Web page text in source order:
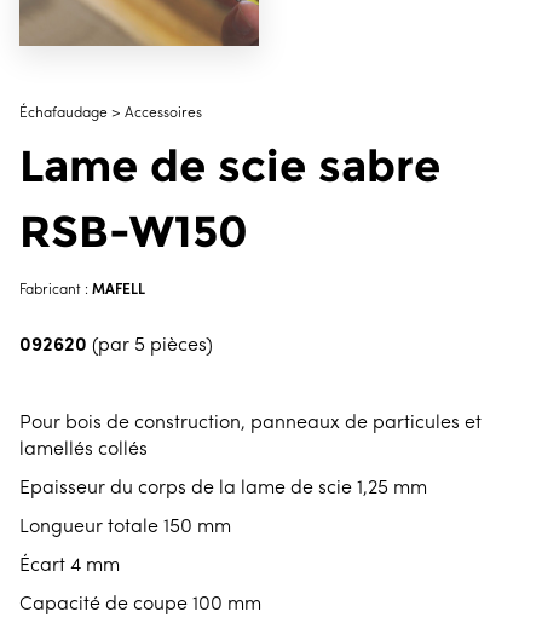
Échafaudage > Accessoires
Lame de scie sabre
RSB-W150
Fabricant : MAFELL
092620 (par 5 pièces)
Pour bois de construction, panneaux de particules et
lamellés collés
Epaisseur du corps de la lame de scie 1,25 mm
Longueur totale 150 mm
Écart 4 mm
Capacité de coupe 100 mm